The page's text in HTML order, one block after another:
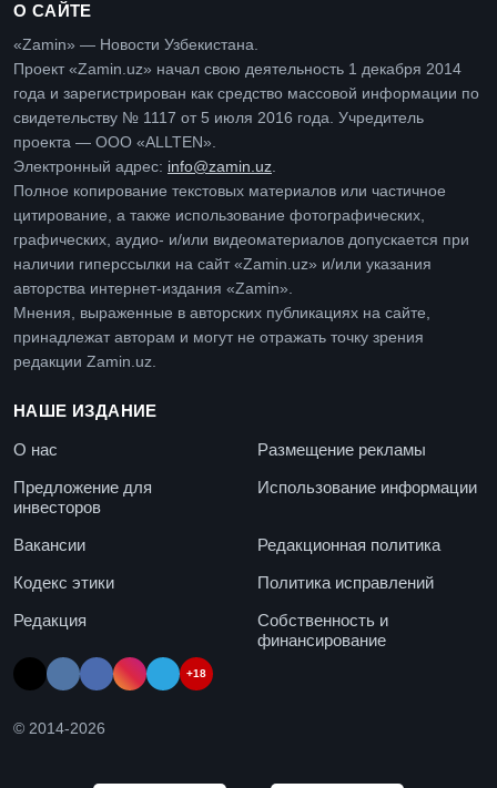
О САЙТЕ
«Zamin» — Новости Узбекистана.
Проект «Zamin.uz» начал свою деятельность 1 декабря 2014
года и зарегистрирован как средство массовой информации по
свидетельству № 1117 от 5 июля 2016 года. Учредитель
проекта — ООО «ALLTEN».
Электронный адрес: info@zamin.uz.
Полное копирование текстовых материалов или частичное
цитирование, а также использование фотографических,
графических, аудио- и/или видеоматериалов допускается при
наличии гиперссылки на сайт «Zamin.uz» и/или указания
авторства интернет-издания «Zamin».
Мнения, выраженные в авторских публикациях на сайте,
принадлежат авторам и могут не отражать точку зрения
редакции Zamin.uz.
НАШЕ ИЗДАНИЕ
О нас
Размещение рекламы
Предложение для
инвесторов
Использование информации
Вакансии
Редакционная политика
Кодекс этики
Политика исправлений
Редакция
Собственность и
финансирование
+18
© 2014-2026